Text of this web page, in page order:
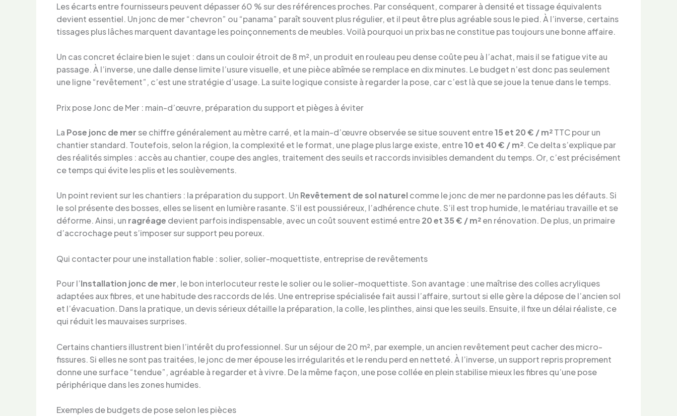
Les écarts entre fournisseurs peuvent dépasser 60 % sur des références proches. Par conséquent, comparer à densité et tissage équivalents
devient essentiel. Un jonc de mer “chevron” ou “panama” paraît souvent plus régulier, et il peut être plus agréable sous le pied. À l’inverse, certains
tissages plus lâches marquent davantage les poinçonnements de meubles. Voilà pourquoi un prix bas ne constitue pas toujours une bonne affaire.
Un cas concret éclaire bien le sujet : dans un couloir étroit de 8 m², un produit en rouleau peu dense coûte peu à l’achat, mais il se fatigue vite au
passage. À l’inverse, une dalle dense limite l’usure visuelle, et une pièce abîmée se remplace en dix minutes. Le budget n’est donc pas seulement
une ligne “revêtement”, c’est une stratégie d’usage. La suite logique consiste à regarder la pose, car c’est là que se joue la tenue dans le temps.
Prix pose Jonc de Mer : main-d’œuvre, préparation du support et pièges à éviter
La Pose jonc de mer se chiffre généralement au mètre carré, et la main-d’œuvre observée se situe souvent entre15 et 20 € / m²TTC pour un
chantier standard. Toutefois, selon la région, la complexité et le format, une plage plus large existe, entre10 et 40 € / m². Ce delta s’explique par
des réalités simples : accès au chantier, coupe des angles, traitement des seuils et raccords invisibles demandent du temps. Or, c’est précisément
ce temps qui évite les plis et les soulèvements.
Un point revient sur les chantiers : la préparation du support. Un Revêtement de sol naturel comme le jonc de mer ne pardonne pas les défauts. Si
le sol présente des bosses, elles se lisent en lumière rasante. S’il est poussiéreux, l’adhérence chute. S’il est trop humide, le matériau travaille et se
déforme. Ainsi, un ragréage devient parfois indispensable, avec un coût souvent estimé entre20 et 35 € / m²en rénovation. De plus, un primaire
d’accrochage peut s’imposer sur support peu poreux.
Qui contacter pour une installation fiable : solier, solier-moquettiste, entreprise de revêtements
Pour l’Installation jonc de mer, le bon interlocuteur reste le solier ou le solier-moquettiste. Son avantage : une maîtrise des colles acryliques
adaptées aux fibres, et une habitude des raccords de lés. Une entreprise spécialisée fait aussi l’affaire, surtout si elle gère la dépose de l’ancien sol
et l’évacuation. Dans la pratique, un devis sérieux détaille la préparation, la colle, les plinthes, ainsi que les seuils. Ensuite, il fixe un délai réaliste, ce
qui réduit les mauvaises surprises.
Certains chantiers illustrent bien l’intérêt du professionnel. Sur un séjour de 20 m², par exemple, un ancien revêtement peut cacher des micro-
fissures. Si elles ne sont pas traitées, le jonc de mer épouse les irrégularités et le rendu perd en netteté. À l’inverse, un support repris proprement
donne une surface “tendue”, agréable à regarder et à vivre. De la même façon, une pose collée en plein stabilise mieux les fibres qu’une pose
périphérique dans les zones humides.
Exemples de budgets de pose selon les pièces